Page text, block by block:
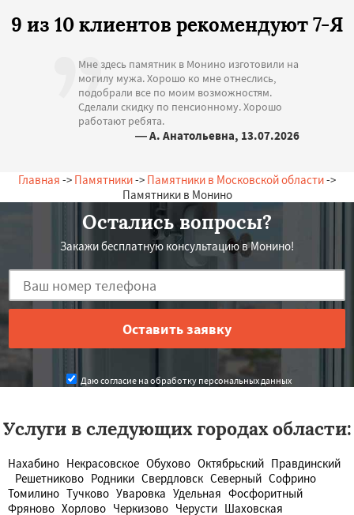
9 из 10 клиентов рекомендуют 7-Я
Мне здесь памятник в Монино изготовили на
могилу мужа. Хорошо ко мне отнеслись,
подобрали все по моим возможностям.
Сделали скидку по пенсионному. Хорошо
работают ребята.
— А. Анатольевна, 13.07.2026
Главная -> Памятники-> Памятники в Московской области->
Памятники в Монино
Остались вопросы?
Закажи бесплатную консультацию в Монино!
Даю согласие на обработку персональных данных
Услуги в следующих городах области:
Нахабино Некрасовское Обухово Октябрьский Правдинский
Решетниково Родники Свердловск Северный Софрино
Томилино Тучково Уваровка Удельная Фосфоритный
Фряново Хорлово Черкизово Черусти Шаховская